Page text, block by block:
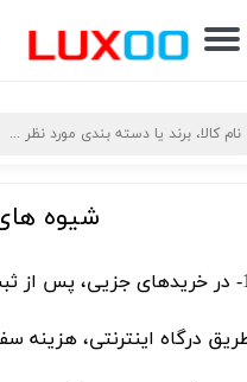
​جستجو
حساب کاربری من
خروج از حساب کاربری
شیوه
​1- در خریدهای جزیی، پس از
درگاه اینترنتی، هزینه